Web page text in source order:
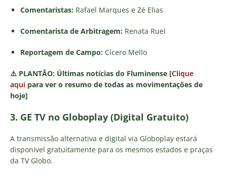
Comentaristas: Rafael Marques e Zé Elias
Comentarista de Arbitragem: Renata Ruel
Reportagem de Campo: Cícero Mello
⚠️ PLANTÃO: Últimas notícias do Fluminense [Clique
aqui para ver o resumo de todas as movimentações de
hoje]
3. GE TV no Globoplay (Digital Gratuito)
A transmissão alternativa e digital via Globoplay estará
disponível gratuitamente para os mesmos estados e praças
da TV Globo.